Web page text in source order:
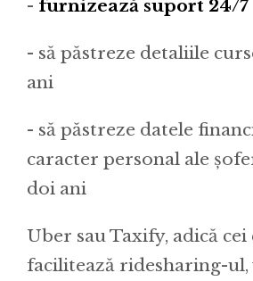
- furnizează suport 24/7
- să păstreze detaliile
ani
- să păstreze datele
caracter personal ale
doi ani
Uber sau Taxify, adică cei
facilitează ridesharing-